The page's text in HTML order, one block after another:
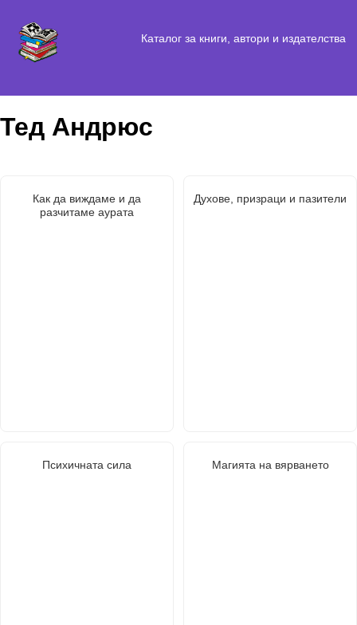
Каталог за книги, автори и издателства
Тед Андрюс
Как да виждаме и да
разчитаме аурата
Духове, призраци и пазители
Психичната сила Магията на вярването